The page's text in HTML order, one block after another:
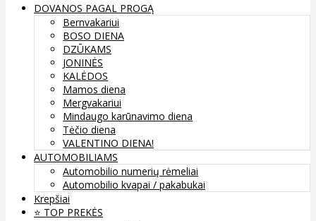
DOVANOS PAGAL PROGĄ
Bernvakariui
BOSO DIENA
DZŪKAMS
JONINĖS
KALĖDOS
Mamos diena
Mergvakariui
Mindaugo karūnavimo diena
Tėčio diena
VALENTINO DIENA!
AUTOMOBILIAMS
Automobilio numerių rėmeliai
Automobilio kvapai / pakabukai
Krepšiai
⭐️ TOP PREKĖS